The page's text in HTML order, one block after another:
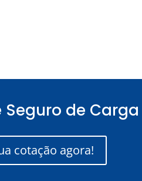
Seguro de
cotação agora!